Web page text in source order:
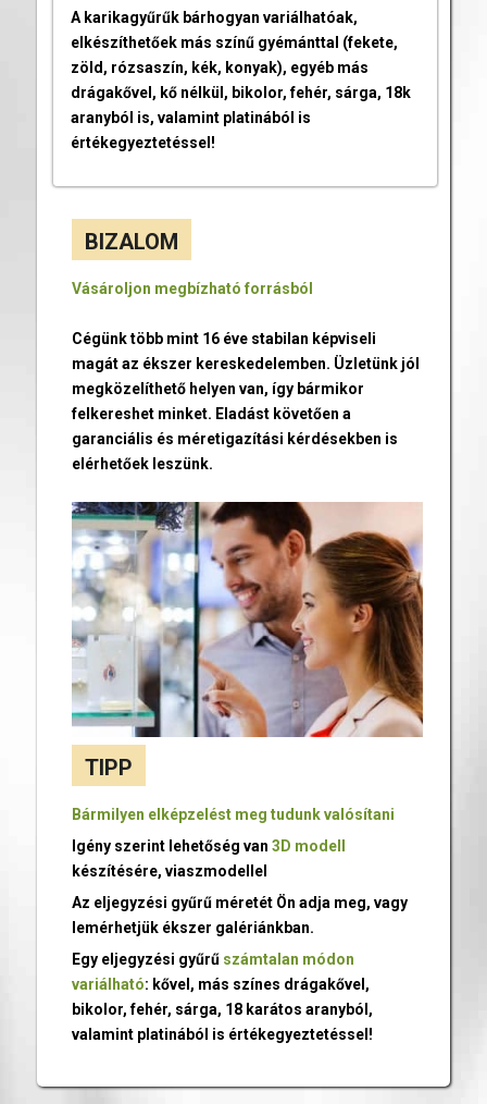
A karikagyűrűk bárhogyan variálhatóak,
elkészíthetőek más színű gyémánttal (fekete,
zöld, rózsaszín, kék, konyak), egyéb más
drágakővel, kő nélkül, bikolor, fehér, sárga, 18k
aranyból is, valamint platinából is
értékegyeztetéssel!
BIZALOM
Vásároljon megbízható forrásból
Cégünk több mint 16 éve stabilan képviseli
magát az ékszer kereskedelemben. Üzletünk jól
megközelíthető helyen van, így bármikor
felkereshet minket. Eladást követően a
garanciális és méretigazítási kérdésekben is
elérhetőek leszünk.
TIPP
Bármilyen elképzelést meg tudunk valósítani
Igény szerint lehetőség van 3D modell
készítésére, viaszmodellel
Az eljegyzési gyűrű méretét Ön adja meg, vagy
lemérhetjük ékszer galériánkban.
Egy eljegyzési gyűrű számtalan módon
variálható: kővel, más színes drágakővel,
bikolor, fehér, sárga, 18 karátos aranyból,
valamint platinából is értékegyeztetéssel!